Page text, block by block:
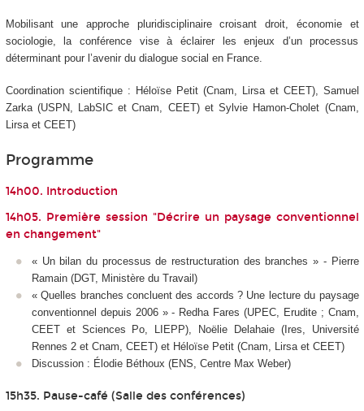
Mobilisant une approche pluridisciplinaire croisant droit, économie et
sociologie, la conférence vise à éclairer les enjeux d’un processus
déterminant pour l’avenir du dialogue social en France.
Coordination scientifique : Héloïse Petit (Cnam, Lirsa et CEET), Samuel
Zarka (USPN, LabSIC et Cnam, CEET) et Sylvie Hamon-Cholet (Cnam,
Lirsa et CEET)
Programme
14h00. Introduction
14h05. Première session "Décrire un paysage conventionnel
en changement"
« Un bilan du processus de restructuration des branches » - Pierre
Ramain (DGT, Ministère du Travail)
« Quelles branches concluent des accords ? Une lecture du paysage
conventionnel depuis 2006 » - Redha Fares (UPEC, Erudite ; Cnam,
CEET et Sciences Po, LIEPP), Noëlie Delahaie (Ires, Université
Rennes 2 et Cnam, CEET) et Héloïse Petit (Cnam, Lirsa et CEET)
Discussion : Élodie Béthoux (ENS, Centre Max Weber)
15h35. Pause-café (Salle des conférences)